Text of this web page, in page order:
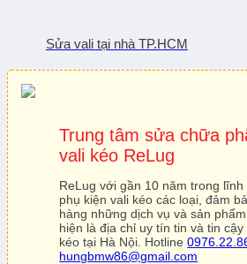
Sửa vali tại nhà TP.HCM
Trung tâm sửa chữa
vali kéo ReLug
ReLug với gần 10 năm trong
phụ kiện vali kéo các loại, đảm
hàng những dịch vụ và sản
hiện là địa chỉ uy tín tin và tin
kéo tại Hà Nội. Hotline
hungbmw86@gmail.com